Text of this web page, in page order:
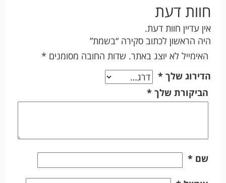
חוות דעת
אין עדיין חוות דעת.
היה הראשון לכתוב סקירה “בשמת”
האימייל לא יוצג באתר. שדות החובה מסומנים *
הדירוג שלך *
הביקורת שלך *
שם *